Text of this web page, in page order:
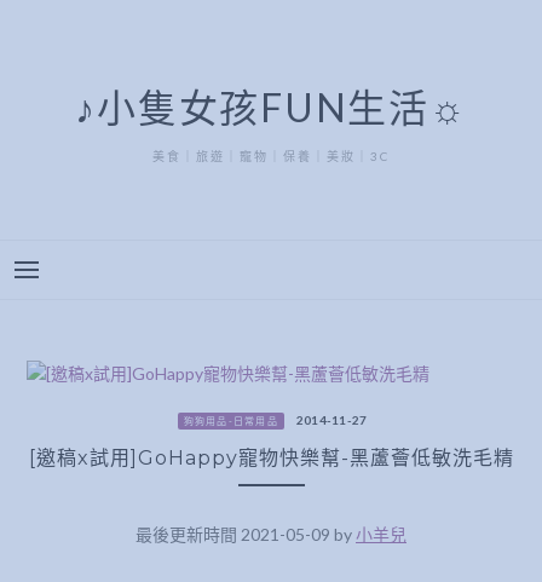
♪小隻女孩FUN生活☼
美食｜旅遊｜寵物｜保養｜美妝｜3C
狗狗用品-日常用品 2014-11-27
[邀稿x試用]GoHappy寵物快樂幫-黑蘆薈低敏洗毛精
最後更新時間 2021-05-09 by 小羊兒